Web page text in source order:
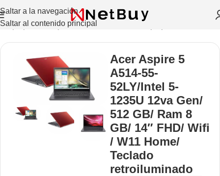
Saltar a la navegación
Saltar al contenido principal
/Laptops Y Computadoras De Escritorio
Acer Aspire 5
A514-55-
52LY/Intel 5-
1235U 12va Gen/
512 GB/ Ram 8
GB/ 14″ FHD/ Wifi
/ W11 Home/
Teclado
retroiluminado